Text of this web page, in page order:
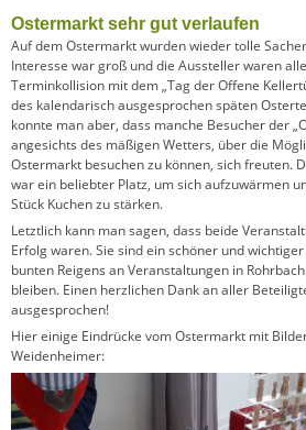
Ostermarkt sehr gut verlaufen
Auf dem Ostermarkt wurden wieder tolle
Interesse war groß und die Aussteller waren
Terminkollision mit dem „Tag der Offene
des kalendarisch ausgesprochen späten
konnte man aber, dass manche Besucher der
angesichts des mäßigen Wetters, über die
Ostermarkt besuchen zu können, sich freuten.
war ein beliebter Platz, um sich aufzuwärmen
Stück Kuchen zu stärken.
Letztlich kann man sagen, dass beide
Erfolg waren. Sie sind ein schöner und
bunten Reigens an Veranstaltungen in
bleiben. Einen herzlichen Dank an aller
ausgesprochen!
Hier einige Eindrücke vom Ostermarkt mit
Weidenheimer: